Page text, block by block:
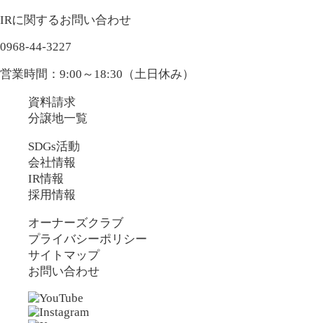
IRに関するお問い合わせ
0968-44-3227
営業時間：9:00～18:30（土日休み）
資料請求
分譲地一覧
SDGs活動
会社情報
IR情報
採用情報
オーナーズクラブ
プライバシーポリシー
サイトマップ
お問い合わせ